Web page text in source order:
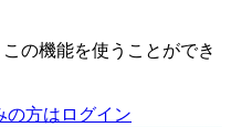
の機能を使うことができ
の方はログイン